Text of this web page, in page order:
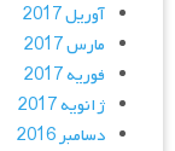
آوریل 2017
مارس 2017
فوریه 2017
ژانویه 2017
دسامبر 2016